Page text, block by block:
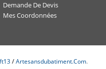
Demande De Devis
Mes Coordonnées
/Artesansdubatiment.com.